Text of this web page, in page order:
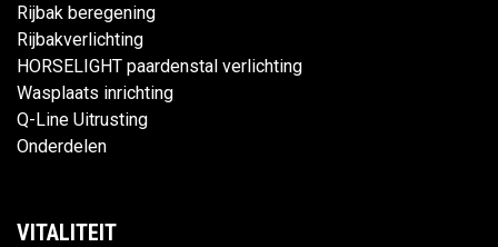
Rijbak beregening
Rijbakverlichting
HORSELIGHT paardenstal verlichting
Wasplaats inrichting
Q-Line Uitrusting
Onderdelen
VITALITEIT